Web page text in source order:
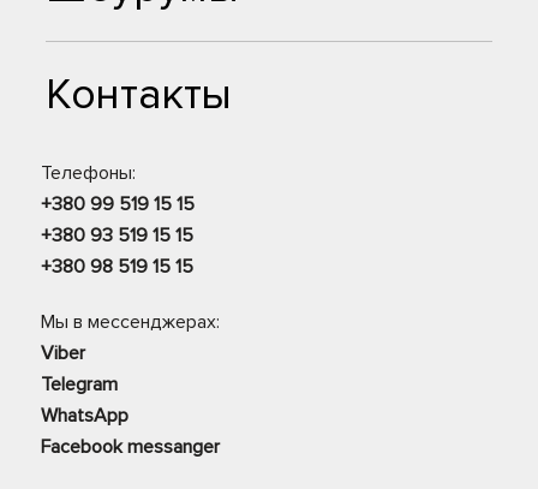
Контакты
Телефоны:
+380 99 519 15 15
+380 93 519 15 15
+380 98 519 15 15
Мы в мессенджерах:
Viber
Telegram
WhatsApp
Facebook messanger